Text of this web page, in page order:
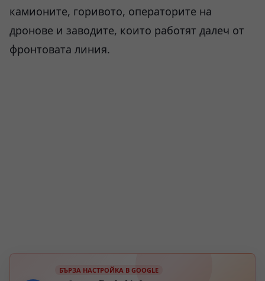
камионите, горивото, операторите на
дронове и заводите, които работят далеч от
фронтовата линия.
БЪРЗА НАСТРОЙКА В GOOGLE